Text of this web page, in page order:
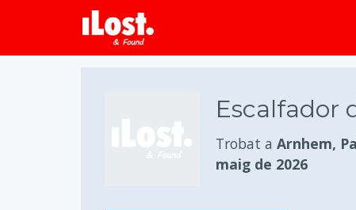
Escalfador
Trobat a Arnhem,
maig de 2026